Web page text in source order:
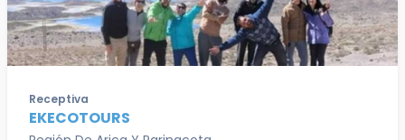
Receptiva
EKECOTOURS